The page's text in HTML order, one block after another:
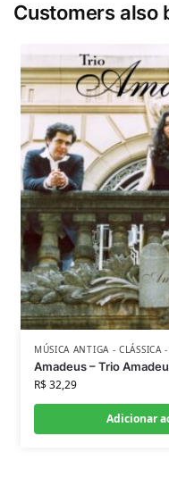
Customers also
MÚSICA ANTIGA - CLÁSSICA
Amadeus – Trio
R$32,29
Adicionar